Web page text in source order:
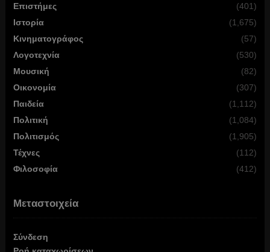
Επιστήμες
(401)
Ιστορία
(1,675)
Κινηματογράφος
(57)
Λογοτεχνία
(530)
Μουσική
(82)
Οικονομία
(307)
Παιδεία
(1,112)
Πολιτική
(1,084)
Πολιτισμός
(1,905)
Τέχνες
(112)
Φιλοσοφία
(412)
Μεταστοιχεία
Σύνδεση